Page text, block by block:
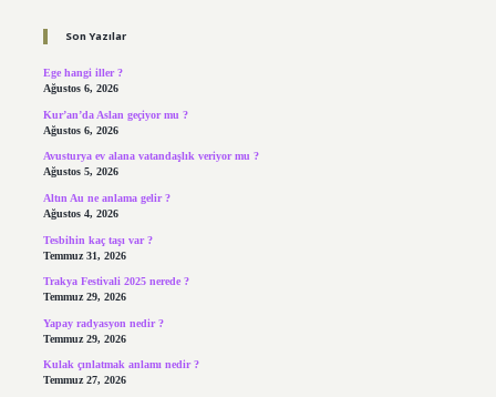
Son Yazılar
Ege hangi iller ?
Ağustos 6, 2026
Kur’an’da Aslan geçiyor mu ?
Ağustos 6, 2026
Avusturya ev alana vatandaşlık veriyor mu ?
Ağustos 5, 2026
Altın Au ne anlama gelir ?
Ağustos 4, 2026
Tesbihin kaç taşı var ?
Temmuz 31, 2026
Trakya Festivali 2025 nerede ?
Temmuz 29, 2026
Yapay radyasyon nedir ?
Temmuz 29, 2026
Kulak çınlatmak anlamı nedir ?
Temmuz 27, 2026